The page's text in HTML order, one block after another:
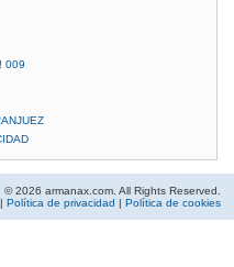
009
© 2026 armanax.com. All Rights Reserved.
Política de privacidad Política de cookies